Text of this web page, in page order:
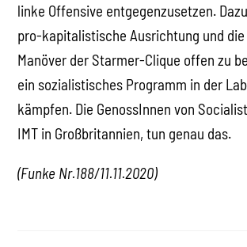
linke Offensive entgegenzusetzen.
pro-kapitalistische Ausrichtung und
Manöver der Starmer-Clique offen zu
ein sozialistisches Programm in der
kämpfen. Die GenossInnen von
IMT in Großbritannien, tun genau das.
(Funke Nr.188/11.11.2020)